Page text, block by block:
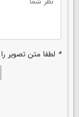
* لطفا متن تصویر